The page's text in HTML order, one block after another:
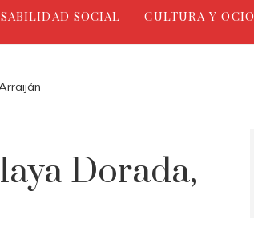
SOCIAL CULTURA Y OCIO
Dorada,